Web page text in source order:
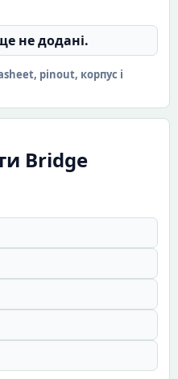
не додані.
pinout, корпус і
Bridge